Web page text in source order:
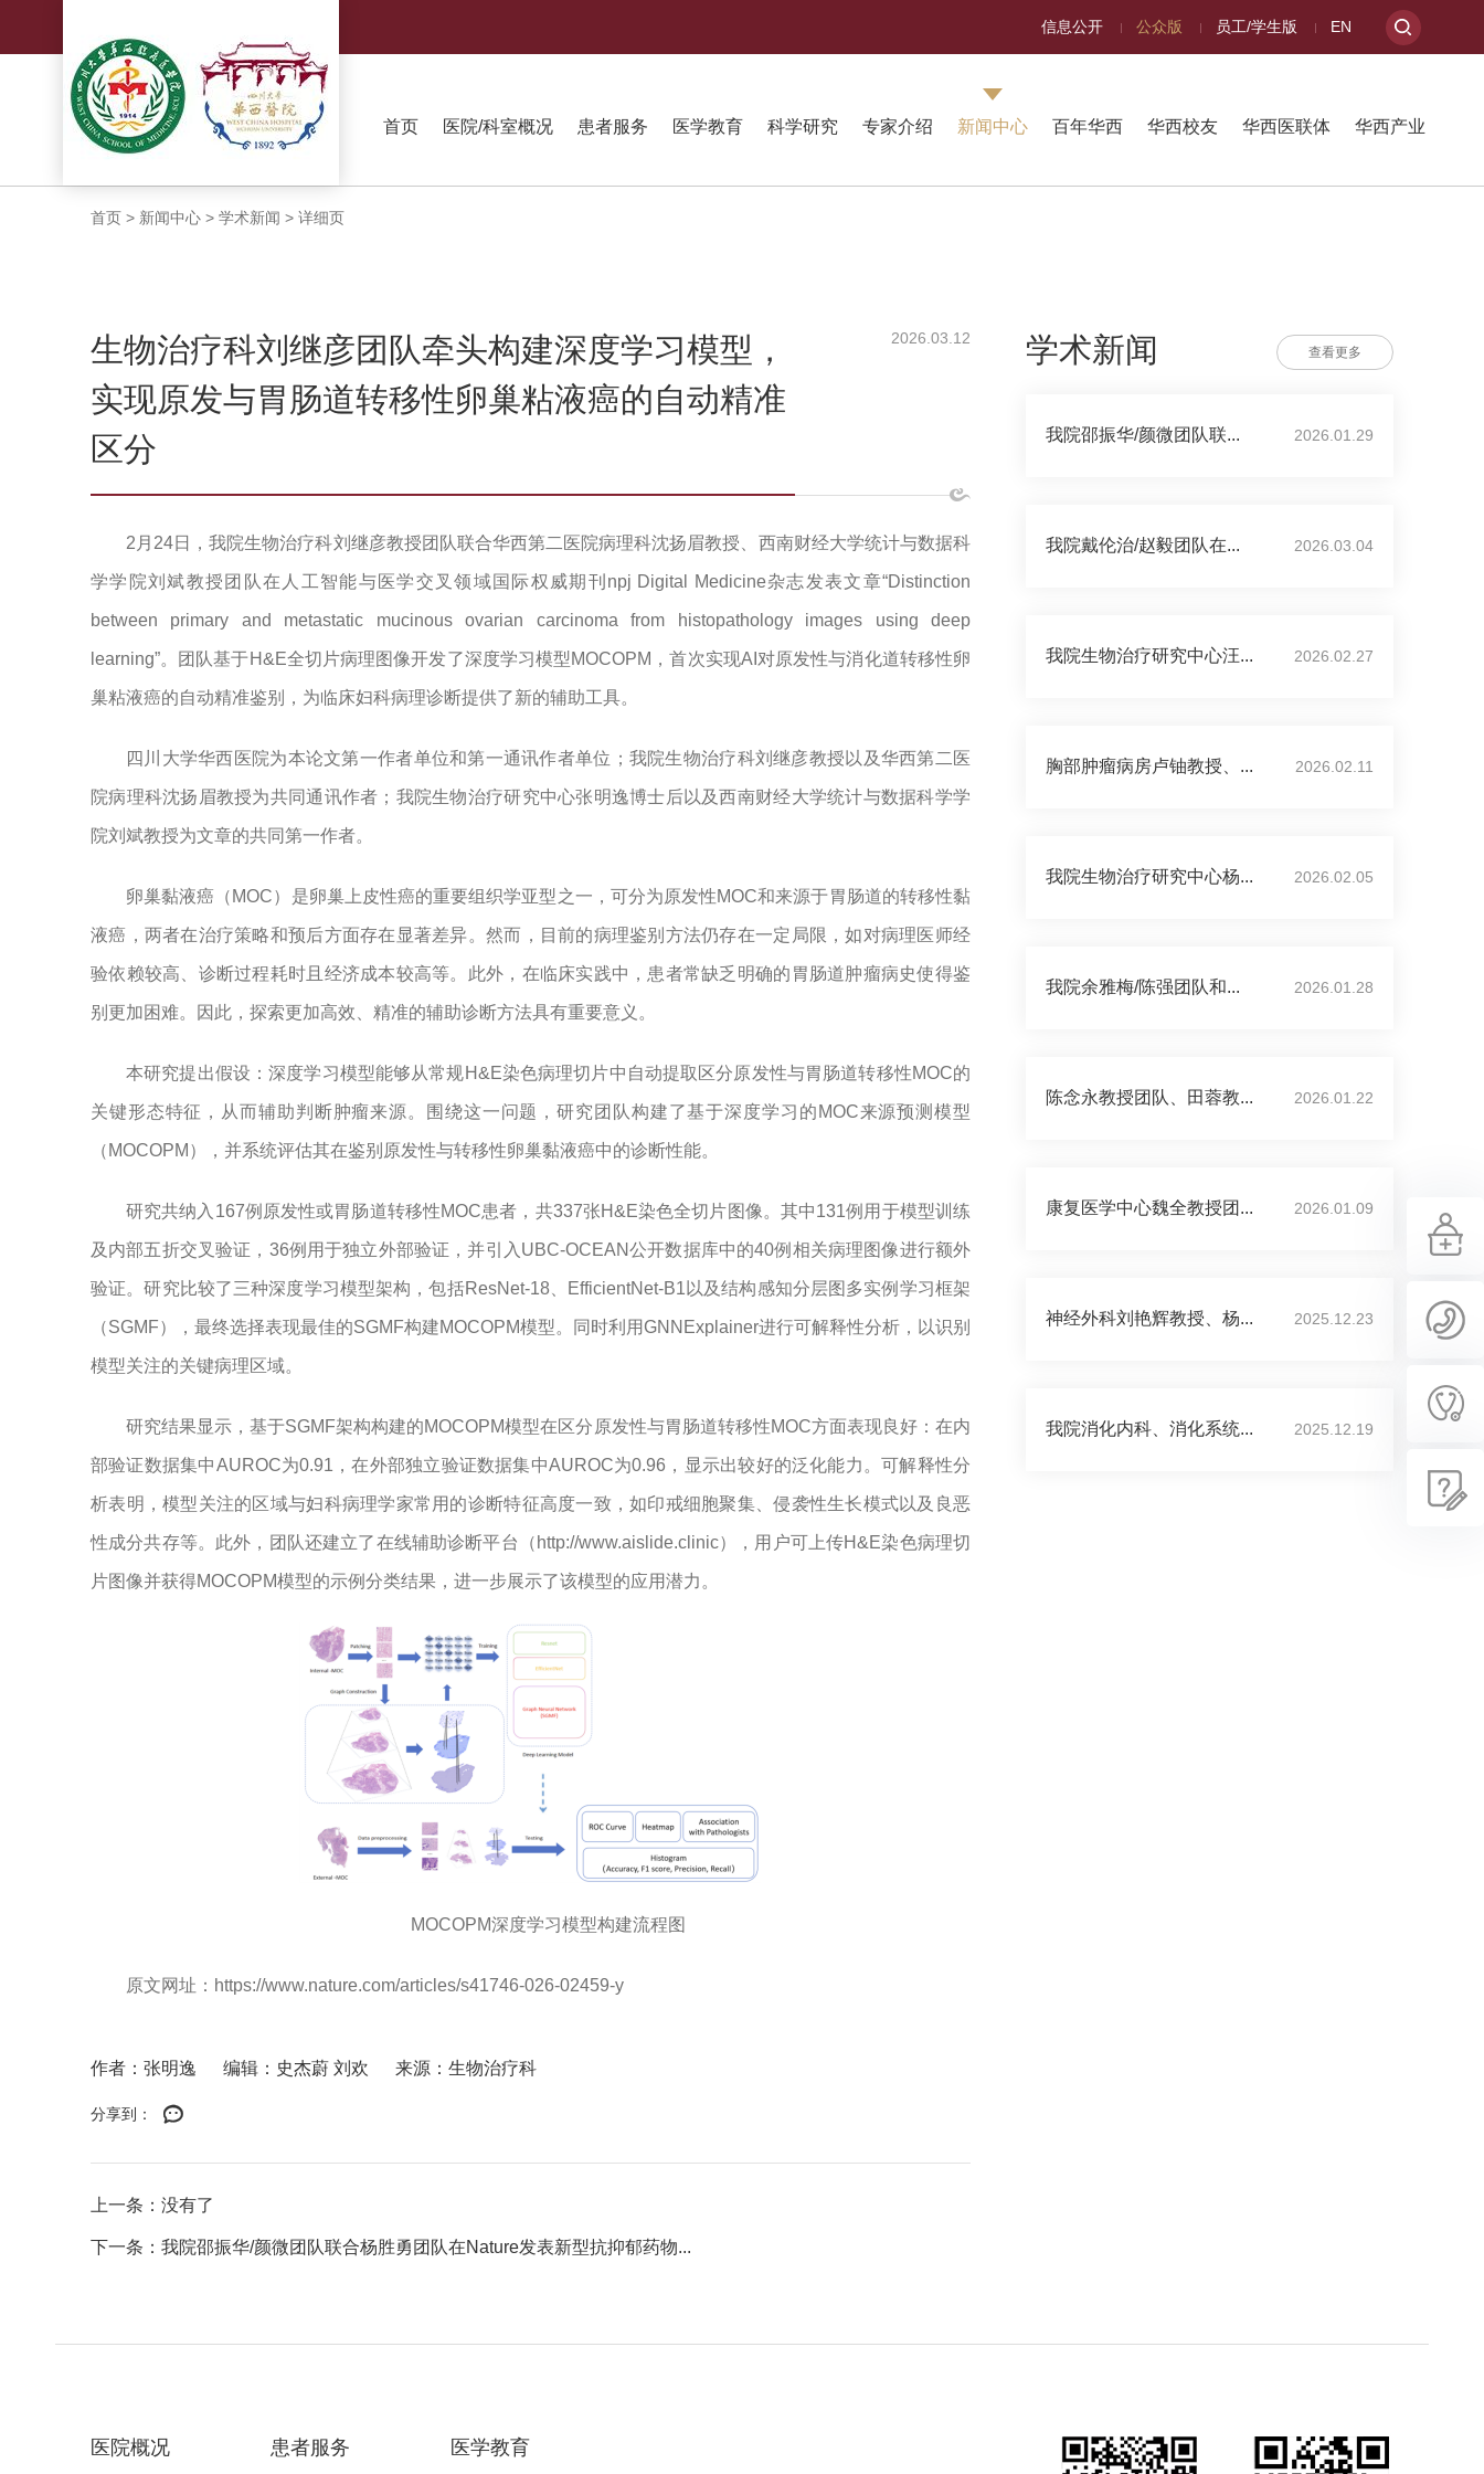
信息公开 公众版 员工/学生版 EN
首页 医院/科室概况 患者服务 医学教育 科学研究 专家介绍 新闻中心 百年华西 华西校友 华西医联体 华西产业
首页 > 新闻中心 > 学术新闻 > 详细页
生物治疗科刘继彦团队牵头构建深度学习模型，
实现原发与胃肠道转移性卵巢粘液癌的自动精准
区分
2026.03.12
2月24日，我院生物治疗科刘继彦教授团队联合华西第二医院病理科沈扬眉教授、西南财经大学统计与数据科
学学院刘斌教授团队在人工智能与医学交叉领域国际权威期刊npj Digital Medicine杂志发表文章“Distinction
between primary and metastatic mucinous ovarian carcinoma from histopathology images using deep
learning”。团队基于H&E全切片病理图像开发了深度学习模型MOCOPM，首次实现AI对原发性与消化道转移性卵
巢粘液癌的自动精准鉴别，为临床妇科病理诊断提供了新的辅助工具。
四川大学华西医院为本论文第一作者单位和第一通讯作者单位；我院生物治疗科刘继彦教授以及华西第二医
院病理科沈扬眉教授为共同通讯作者；我院生物治疗研究中心张明逸博士后以及西南财经大学统计与数据科学学
院刘斌教授为文章的共同第一作者。
卵巢黏液癌（MOC）是卵巢上皮性癌的重要组织学亚型之一，可分为原发性MOC和来源于胃肠道的转移性黏
液癌，两者在治疗策略和预后方面存在显著差异。然而，目前的病理鉴别方法仍存在一定局限，如对病理医师经
验依赖较高、诊断过程耗时且经济成本较高等。此外，在临床实践中，患者常缺乏明确的胃肠道肿瘤病史使得鉴
别更加困难。因此，探索更加高效、精准的辅助诊断方法具有重要意义。
本研究提出假设：深度学习模型能够从常规H&E染色病理切片中自动提取区分原发性与胃肠道转移性MOC的
关键形态特征，从而辅助判断肿瘤来源。围绕这一问题，研究团队构建了基于深度学习的MOC来源预测模型
（MOCOPM），并系统评估其在鉴别原发性与转移性卵巢黏液癌中的诊断性能。
研究共纳入167例原发性或胃肠道转移性MOC患者，共337张H&E染色全切片图像。其中131例用于模型训练
及内部五折交叉验证，36例用于独立外部验证，并引入UBC-OCEAN公开数据库中的40例相关病理图像进行额外
验证。研究比较了三种深度学习模型架构，包括ResNet-18、EfficientNet-B1以及结构感知分层图多实例学习框架
（SGMF），最终选择表现最佳的SGMF构建MOCOPM模型。同时利用GNNExplainer进行可解释性分析，以识别
模型关注的关键病理区域。
研究结果显示，基于SGMF架构构建的MOCOPM模型在区分原发性与胃肠道转移性MOC方面表现良好：在内
部验证数据集中AUROC为0.91，在外部独立验证数据集中AUROC为0.96，显示出较好的泛化能力。可解释性分
析表明，模型关注的区域与妇科病理学家常用的诊断特征高度一致，如印戒细胞聚集、侵袭性生长模式以及良恶
性成分共存等。此外，团队还建立了在线辅助诊断平台（http://www.aislide.clinic），用户可上传H&E染色病理切
片图像并获得MOCOPM模型的示例分类结果，进一步展示了该模型的应用潜力。
MOCOPM深度学习模型构建流程图
原文网址： https://www.nature.com/articles/s41746-026-02459-y
作者：张明逸 编辑：史杰蔚 刘欢 来源：生物治疗科
分享到：
上一条：没有了
下一条：我院邵振华/颜微团队联合杨胜勇团队在Nature发表新型抗抑郁药物...
学术新闻 查看更多
我院邵振华/颜微团队联... 2026.01.29
我院戴伦治/赵毅团队在... 2026.03.04
我院生物治疗研究中心汪... 2026.02.27
胸部肿瘤病房卢铀教授、... 2026.02.11
我院生物治疗研究中心杨... 2026.02.05
我院余雅梅/陈强团队和... 2026.01.28
陈念永教授团队、田蓉教... 2026.01.22
康复医学中心魏全教授团... 2026.01.09
神经外科刘艳辉教授、杨... 2025.12.23
我院消化内科、消化系统... 2025.12.19
医院概况 患者服务 医学教育